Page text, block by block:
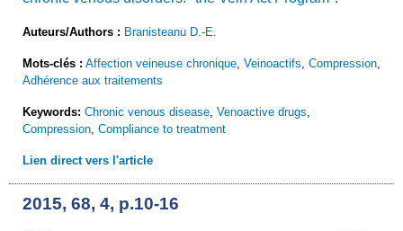
Auteurs/Authors : Branisteanu D.-E.
Mots-clés : Affection veineuse chronique Veinoactifs Compression
Adhérence aux traitements
Keywords: Chronic venous disease Venoactive drugs
Compression Compliance to treatment
Lien direct vers l'article
2015, 68, 4, p.10-16